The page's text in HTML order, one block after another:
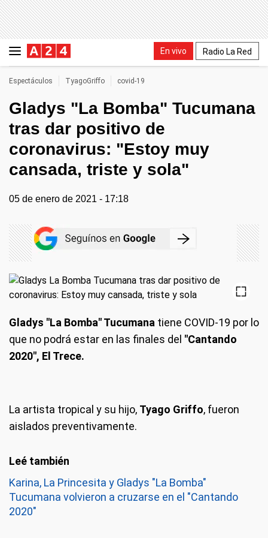
En vivo Radio La Red
Espectáculos TyagoGriffo covid-19
Gladys "La Bomba" Tucumana
tras dar positivo de
coronavirus: "Estoy muy
cansada, triste y sola"
05 de enero de 2021 - 17:18
Gladys "La Bomba" Tucumana tiene COVID-19 por lo
que no podrá estar en las finales del "Cantando
2020", El Trece.
La artista tropical y su hijo, Tyago Griffo, fueron
aislados preventivamente.
Karina, La Princesita y Gladys "La Bomba"
Tucumana volvieron a cruzarse en el "Cantando
2020"